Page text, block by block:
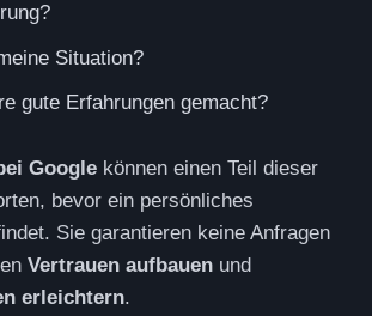
Situation?
gute Erfahrungen gemacht?
Googlekönnen einen Teil dieser
bevor ein persönliches
Sie garantieren keine Anfragen
Vertrauen aufbauenund
erleichtern.